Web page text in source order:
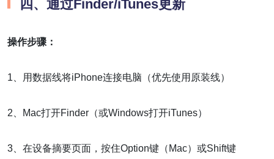
四、通过Finder/iTunes更新
操作步骤：
1、用数据线将iPhone连接电脑（优先使用原装线）
2、Mac打开Finder（或Windows打开iTunes）
3、在设备摘要页面，按住Option键（Mac）或Shift键